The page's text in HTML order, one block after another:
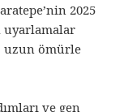
2025
uyarlamalar
uzun ömürle
ve gen